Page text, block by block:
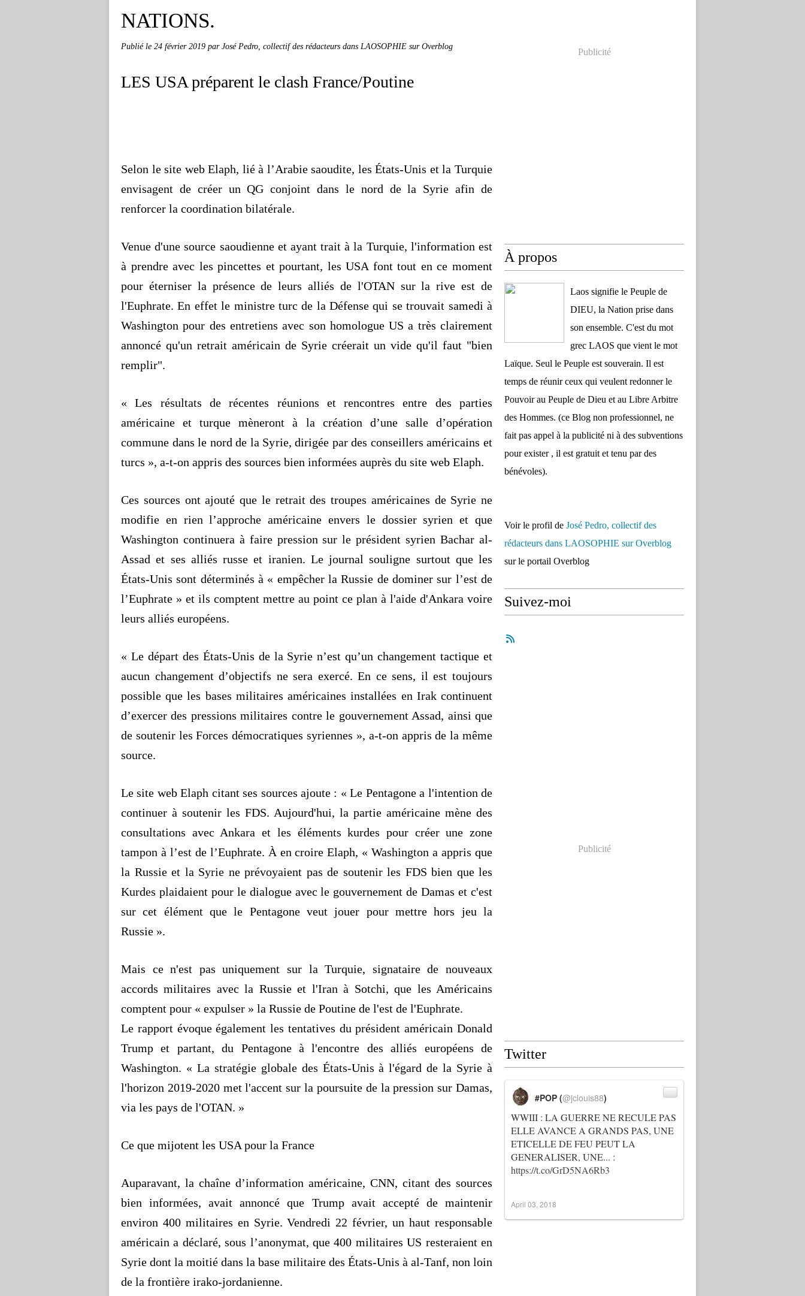
NATIONS.
Publié le 24 février 2019 par José Pedro, collectif des rédacteurs dans LAOSOPHIE sur Overblog
LES USA préparent le clash France/Poutine
Selon le site webElaph, lié à l’Arabie saoudite, les États-Unis et la Turquie
envisagent de créer un QG conjoint dans le nord de la Syrie afin de
renforcer la coordination bilatérale.
Venue d'une source saoudienne et ayant trait à la Turquie, l'information est
à prendre avec les pincettes et pourtant, les USA font tout en ce moment
pour éterniser la présence de leurs alliés de l'OTAN sur la rive est de
l'Euphrate. En effet le ministre turc de la Défense qui se trouvait samedi à
Washington pour des entretiens avec son homologue US a très clairement
annoncé qu'un retrait américain de Syrie créerait un vide qu'il faut "bien
remplir".
« Les résultats de récentes réunions et rencontres entre des parties
américaine et turque mèneront à la création d’une salle d’opération
commune dans le nord de la Syrie, dirigée par des conseillers américains et
turcs », a-t-on appris des sources bien informées auprès du site web Elaph.
Ces sources ont ajouté que le retrait des troupes américaines de Syrie ne
modifie en rien l’approche américaine envers le dossier syrien et que
Washington continuera à faire pression sur le président syrien Bachar al-
Assad et ses alliés russe et iranien. Le journal souligne surtout que les
États-Unis sont déterminés à « empêcher la Russie de dominer sur l’est de
l’Euphrate » et ils comptent mettre au point ce plan à l'aide d'Ankara voire
leurs alliés européens.
« Le départ des États-Unis de la Syrie n’est qu’un changement tactique et
aucun changement d’objectifs ne sera exercé. En ce sens, il est toujours
possible que les bases militaires américaines installées en Irak continuent
d’exercer des pressions militaires contre le gouvernement Assad, ainsi que
de soutenir les Forces démocratiques syriennes », a-t-on appris de la même
source.
Le site webElaph citant ses sources ajoute : « Le Pentagone a l'intention de
continuer à soutenir les FDS. Aujourd'hui, la partie américaine mène des
consultations avec Ankara et les éléments kurdes pour créer une zone
tampon à l’est de l’Euphrate. À en croireElaph, « Washington a appris que
la Russie et la Syrie ne prévoyaient pas de soutenir les FDS bien que les
Kurdes plaidaient pour le dialogue avec le gouvernement de Damas et c'est
sur cet élément que le Pentagone veut jouer pour mettrehors jeula
Russie ».
Mais ce n'est pas uniquement sur la Turquie, signataire de nouveaux
accords militaires avec la Russie et l'Iran à Sotchi, que les Américains
comptent pour « expulser » la Russie de Poutine de l'est de l'Euphrate.
Le rapport évoque également les tentatives du président américain Donald
Trump et partant, du Pentagone à l'encontre des alliés européens de
Washington. « La stratégie globale des États-Unis à l'égard de la Syrie à
l'horizon 2019-2020 met l'accent sur la poursuite de la pression sur Damas,
via les pays de l'OTAN. »
Ce que mijotent les USA pour la France
Auparavant, la chaîne d’information américaine, CNN, citant des sources
bien informées, avait annoncé que Trump avait accepté de maintenir
environ 400 militaires en Syrie. Vendredi 22 février, un haut responsable
américain a déclaré, sous l’anonymat, que 400 militaires US resteraient en
Syrie dont la moitié dans la base militaire des États-Unis à al-Tanf, non loin
de la frontière irako-jordanienne.
Publicité
À propos
Laos signifie le Peuple de
DIEU, la Nation prise dans
son ensemble. C'est du mot
grec LAOS que vient le mot
Laïque. Seul le Peuple est souverain. Il est
temps de réunir ceux qui veulent redonner le
Pouvoir au Peuple de Dieu et au Libre Arbitre
des Hommes. (ce Blog non professionnel, ne
fait pas appel à la publicité ni à des subventions
pour exister , il est gratuit et tenu par des
bénévoles).
Voir le profil de José Pedro, collectif des
rédacteurs dans LAOSOPHIE sur Overblog
sur le portail Overblog
Suivez-moi
Publicité
Twitter
WWIII : LA GUERRE NE RECULE PAS
ELLE AVANCE A GRANDS PAS, UNE
ETICELLE DE FEU PEUT LA
GENERALISER, UNE... :
https://t.co/GrD5NA6Rb3
#POP (@jclouis88)
April 03, 2018